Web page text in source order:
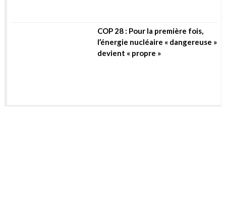
COP 28 : Pour la première fois,
l’énergie nucléaire « dangereuse »
devient « propre »